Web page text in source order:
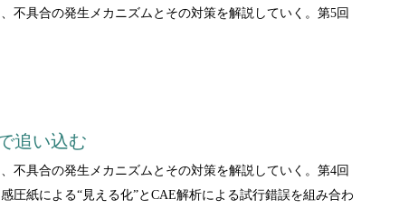
不具合の発生メカニズムとその対策を解説していく。第5回
追い込む
不具合の発生メカニズムとその対策を解説していく。第4回
圧紙による“見える化”とCAE解析による試行錯誤を組み合わ